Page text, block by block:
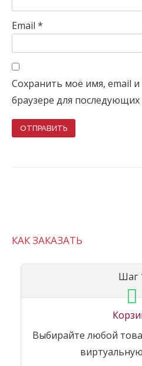
Email *
Сохранить моё имя, email и
браузере для
КАК ЗАКАЗАТЬ
Шаг
Выбирайте любой